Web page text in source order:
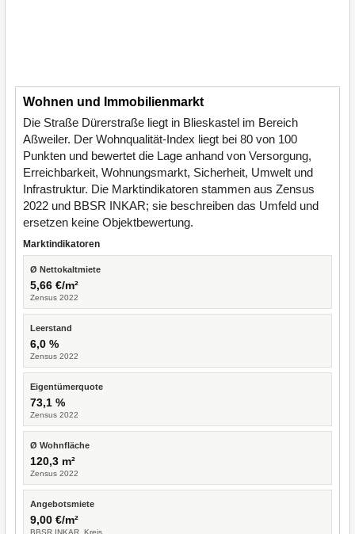
Wohnen und Immobilienmarkt
Die Straße Dürerstraße liegt in Blieskastel im Bereich
Aßweiler. Der Wohnqualität-Index liegt bei 80 von 100
Punkten und bewertet die Lage anhand von Versorgung,
Erreichbarkeit, Wohnungsmarkt, Sicherheit, Umwelt und
Infrastruktur. Die Marktindikatoren stammen aus Zensus
2022 und BBSR INKAR; sie beschreiben das Umfeld und
ersetzen keine Objektbewertung.
Marktindikatoren
Ø Nettokaltmiete
5,66 €/m²
Zensus 2022
Leerstand
6,0 %
Zensus 2022
Eigentümerquote
73,1 %
Zensus 2022
Ø Wohnfläche
120,3 m²
Zensus 2022
Angebotsmiete
9,00 €/m²
BBSR INKAR, Kreis